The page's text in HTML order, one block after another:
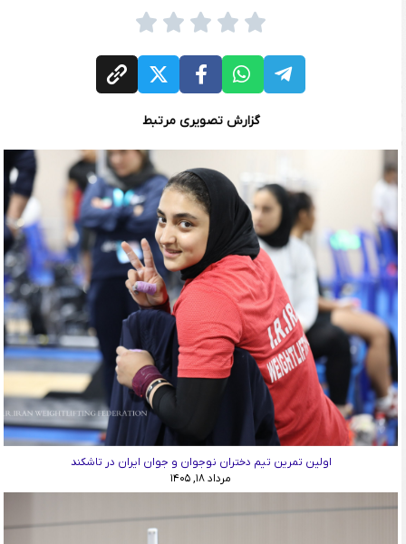
گزارش تصویری مرتبط
اولین تمرین تیم دختران نوجوان و جوان ایران در تاشکند
مرداد ۱۸, ۱۴۰۵